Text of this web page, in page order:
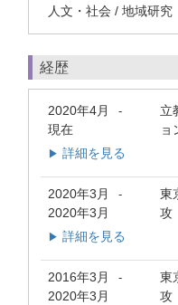
人文・社会 / 地域研究
経歴
2020年4月 -
現在
立
▶ 詳細を見る
2020年3月 -
2020年3月
東
攻
▶ 詳細を見る
2016年3月 -
2020年3月
東
攻